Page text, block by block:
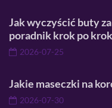
Jak wyczyścić buty
poradnik krok po
2026-07-25
Jakie maseczki na
2026-07-30